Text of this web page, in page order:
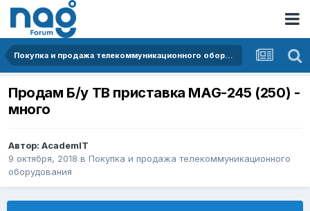
Покупка и продажа телекоммуникационного оборудования
Продам Б/у ТВ приставка MAG-245 (250) -
много
Автор: AcademIT
9 октября, 2018 в Покупка и продажа телекоммуникационного
оборудования